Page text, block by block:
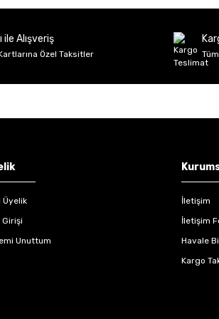
ile Alışveriş
Özel Taksitler
Üyelik
Girişi
Unuttum
İletişim
İletişim
Havale
Kargo